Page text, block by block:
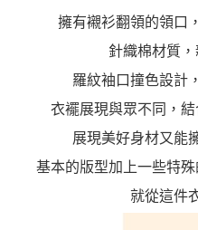
擁有襯衫翻領的領口
針織棉材質
羅紋袖口撞色設計
衣襬展現與眾不同，
展現美好身材又能
基本的版型加上一些特
就從這件